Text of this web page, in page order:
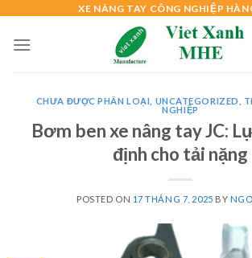
content
XE NÂNG TAY CÔNG NGHIỆP
CHƯA ĐƯỢC PHÂN LOẠI UNCATEGORIZED
NGHIỆP
Bơm ben xe nâng tay JC:
định cho tải nặng
POSTED ON 17 THÁNG 7, 2025 BY